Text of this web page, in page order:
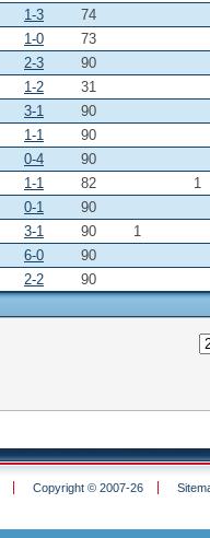
1-3
74
1-0
73
2-3
90
1-2
31
3-1
90
1-1
90
0-4
90
1-1 82
1
0-1
90
3-1 90
1
6-0
90
2-2 90
Copyright © 2007-26